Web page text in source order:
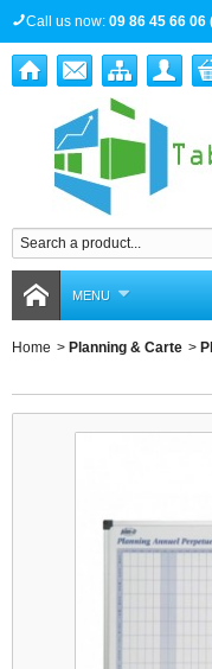
Call us now: 09 86 45 66
MENU
Home > Planning & Carte >